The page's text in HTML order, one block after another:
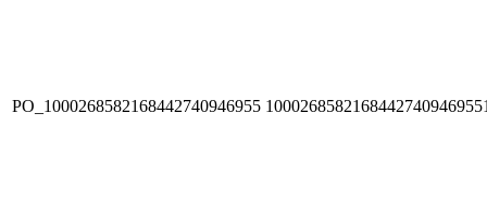
PO_1000268582168442740946955